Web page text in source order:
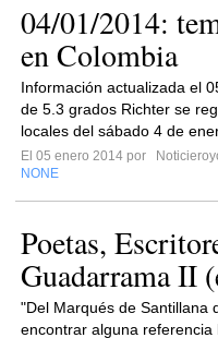
04/01/2014:
en Colombia
Información actualizada el
de 5.3 grados Richter se
locales del sábado 4 de
El 05 enero 2014 por
NONE
Poetas,
Guadarrama II
"Del Marqués de Santillana
encontrar alguna